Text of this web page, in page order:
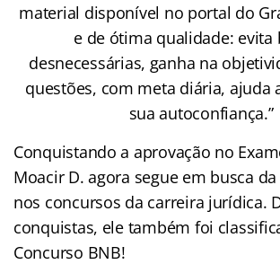
material disponível no portal do
e de ótima qualidade: evita
desnecessárias, ganha na
questões, com meta diária, ajuda
sua autoconfiança.”
Conquistando a aprovação no
Moacir D. agora segue em busca
nos concursos da carreira jurídica.
conquistas, ele também foi
Concurso BNB!